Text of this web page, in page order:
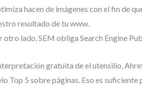
hacen de imágenes con el fin de
resultado de tu www.
otro lado, SEM obliga Search Engine
gratuita de el utensilio,
Top 5 sobre páginas. Eso es